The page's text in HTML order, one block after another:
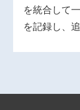
を統合して
を記録し、